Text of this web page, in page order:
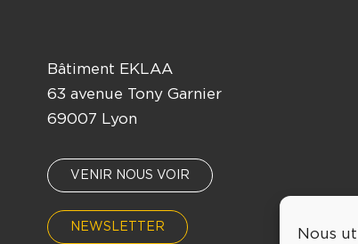
Nous
Bâtiment EKLAA
63 avenue Tony Garnier
69007 Lyon
VENIR NOUS VOIR
NEWSLETTER